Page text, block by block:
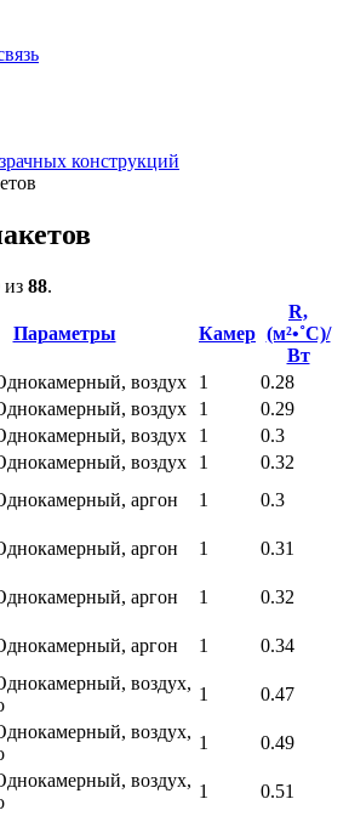
конструкций
из 88.
Параметры Камер
R,
(м²•˚С)/
Вт
воздух 1
0.28
воздух 1
0.29
воздух 1
0.3
воздух 1
0.32
аргон 1
0.3
аргон 1
0.31
аргон 1
0.32
аргон 1 0.34
воздух,
1 0.47
воздух,
1 0.49
воздух,
1 0.51